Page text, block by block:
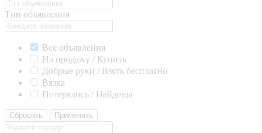
Тип объявления
Все объявления
На продажу / Купить
Добрые руки / Взять бесплатно
Вязка
Потерялись / Найдены
Сбросить Применить